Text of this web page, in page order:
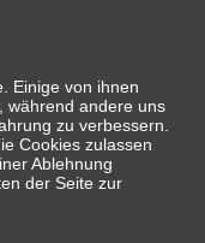
Einige von ihnen
während andere uns
zu verbessern.
Cookies zulassen
Ablehnung
der Seite zur
Uhr